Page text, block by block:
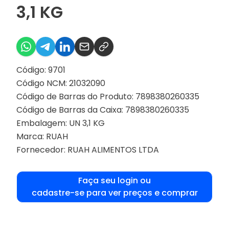
3,1 KG
Código: 9701
Código NCM: 21032090
Código de Barras do Produto: 7898380260335
Código de Barras da Caixa: 7898380260335
Embalagem: UN 3,1 KG
Marca: RUAH
Fornecedor: RUAH ALIMENTOS LTDA
Faça seu login ou
cadastre-se para ver preços e comprar